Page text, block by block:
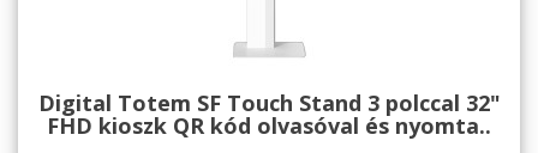
Digital Totem SF Touch Stand 3 polccal 32"
FHD kioszk QR kód olvasóval és nyomta..